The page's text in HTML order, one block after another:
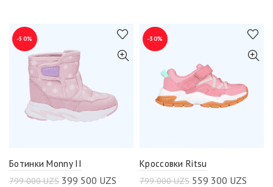
-50%
Ботинки Monny II
799 000UZS 399 500 UZS
-30%
Кроссовки Ritsu
799 000UZS 559 300 UZS